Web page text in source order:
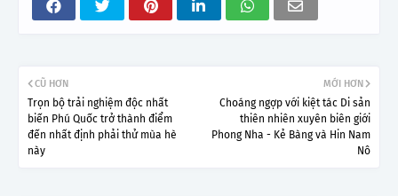
MỚI HƠN
Choáng ngợp với kiệt tác Di sản
thiên nhiên xuyên biên giới
Phong Nha - Kẻ Bàng và Hin Nam
Nô
CŨ HƠN
Trọn bộ trải nghiệm độc nhất
biến Phú Quốc trở thành điểm
đến nhất định phải thử mùa hè
này